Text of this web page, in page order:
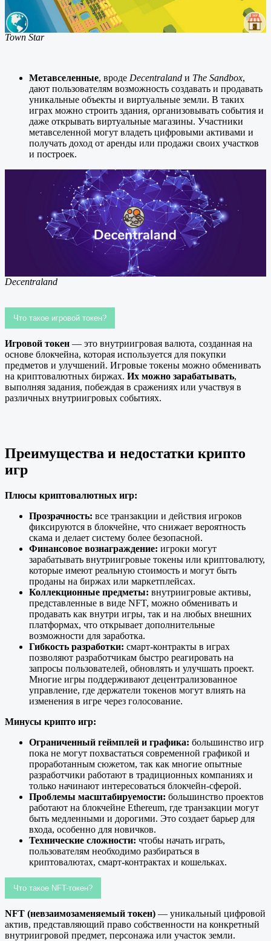
Town Star
Метавселенные, вроде Decentraland и The Sandbox,
дают пользователям возможность создавать и продавать
уникальные объекты и виртуальные земли. В таких
играх можно строить здания, организовывать события и
даже открывать виртуальные магазины. Участники
метавселенной могут владеть цифровыми активами и
получать доход от аренды или продажи своих участков
и построек.
Decentraland
Что такое игровой токен?
Игровой токен — это внутриигровая валюта, созданная на
основе блокчейна, которая используется для покупки
предметов и улучшений. Игровые токены можно обменивать
на криптовалютных биржах. Их можно зарабатывать,
выполняя задания, побеждая в сражениях или участвуя в
различных внутриигровых событиях.
Преимущества и недостатки крипто
игр
Плюсы криптовалютных игр:
Прозрачность: все транзакции и действия игроков
фиксируются в блокчейне, что снижает вероятность
скама и делает систему более безопасной.
Финансовое вознаграждение: игроки могут
зарабатывать внутриигровые токены или криптовалюту,
которые имеют реальную стоимость и могут быть
проданы на биржах или маркетплейсах.
Коллекционные предметы: внутриигровые активы,
представленные в виде NFT, можно обменивать и
продавать как внутри игры, так и на любых внешних
платформах, что открывает дополнительные
возможности для заработка.
Гибкость разработки: смарт-контракты в играх
позволяют разработчикам быстро реагировать на
запросы пользователей, обновлять и улучшать проект.
Многие игры поддерживают децентрализованное
управление, где держатели токенов могут влиять на
изменения в игре через голосование.
Минусы крипто игр:
Ограниченный геймплей и графика: большинство игр
пока не могут похвастаться современной графикой и
проработанным сюжетом, так как многие опытные
разработчики работают в традиционных компаниях и
только начинают интересоваться блокчейн-сферой.
Проблемы масштабируемости: большинство проектов
работают на блокчейне Ethereum, где транзакции могут
быть медленными и дорогими. Это создает барьер для
входа, особенно для новичков.
Технические сложности: чтобы начать играть,
пользователям необходимо разбираться в
криптовалютах, смарт-контрактах и кошельках.
Что такое NFT-токен?
NFT (невзаимозаменяемый токен) — уникальный цифровой
актив, представляющий право собственности на конкретный
внутриигровой предмет, персонажа или участок земли.